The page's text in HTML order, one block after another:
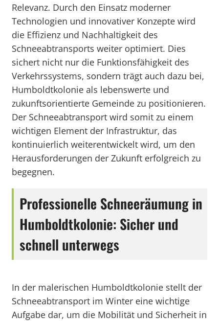
Relevanz. Durch den Einsatz moderner
Technologien und innovativer Konzepte wird
die Effizienz und Nachhaltigkeit des
Schneeabtransports weiter optimiert. Dies
sichert nicht nur die Funktionsfähigkeit des
Verkehrssystems, sondern trägt auch dazu bei,
Humboldtkolonie als lebenswerte und
zukunftsorientierte Gemeinde zu positionieren.
Der Schneeabtransport wird somit zu einem
wichtigen Element der Infrastruktur, das
kontinuierlich weiterentwickelt wird, um den
Herausforderungen der Zukunft erfolgreich zu
begegnen.
Professionelle Schneeräumung in
Humboldtkolonie: Sicher und
schnell unterwegs
In der malerischen Humboldtkolonie stellt der
Schneeabtransport im Winter eine wichtige
Aufgabe dar, um die Mobilität und Sicherheit in